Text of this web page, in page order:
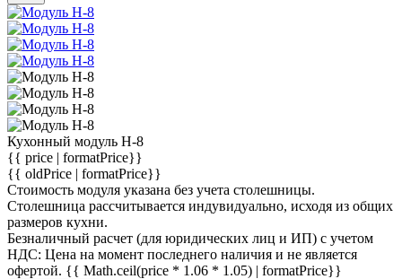
Кухонный модуль Н-8
{{ price | formatPrice}}
{{ oldPrice | formatPrice}}
Стоимость модуля указана без учета столешницы.
Столешница рассчитывается индувидуально, исходя из общих
размеров кухни.
Безналичный расчет (для юридических лиц и ИП) с учетом
НДС: Цена на момент последнего наличия и не является
офертой. {{ Math.ceil(price * 1.06 * 1.05) | formatPrice}}